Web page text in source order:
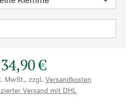
34,90 €
MwSt., zzgl. Versandkosten
Versand mit DHL